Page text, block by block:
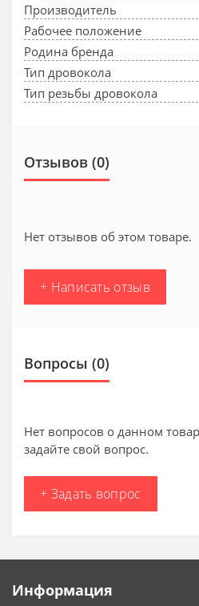
Производитель
Рабочее положение
Родина бренда
Тип дровокола
Тип резьбы дровокола
Отзывов (0)
Нет отзывов об этом товаре.
+ Написать отзыв
Вопросы (0)
Нет вопросов о данном
задайте свой вопрос.
+ Задать вопрос
Информация